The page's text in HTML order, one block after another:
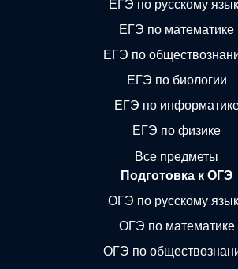
ЕГЭ по русскому
ЕГЭ по математике
ЕГЭ по
ЕГЭ по биологии
ЕГЭ по
ЕГЭ по физике
Все предметы
Подготовка к ОГЭ
ОГЭ по русскому
ОГЭ по математике
ОГЭ по